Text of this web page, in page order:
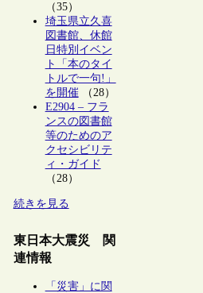
（35）
埼玉県立久喜
図書館、休館
日特別イベン
ト「本のタイ
トルで一句!」
を開催（28）
E2904 – フラ
ンスの図書館
等のためのア
クセシビリテ
ィ・ガイド
（28）
続きを見る
東日本大震災 関
連情報
「災害」に関